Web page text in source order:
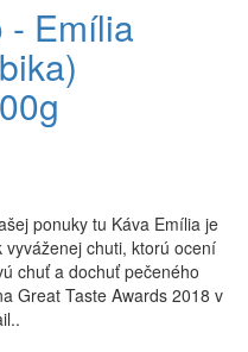
- Emília
ponuky tu Káva Emília je
chuti, ktorú ocení
chuť a dochuť pečeného
Great Taste Awards 2018 v